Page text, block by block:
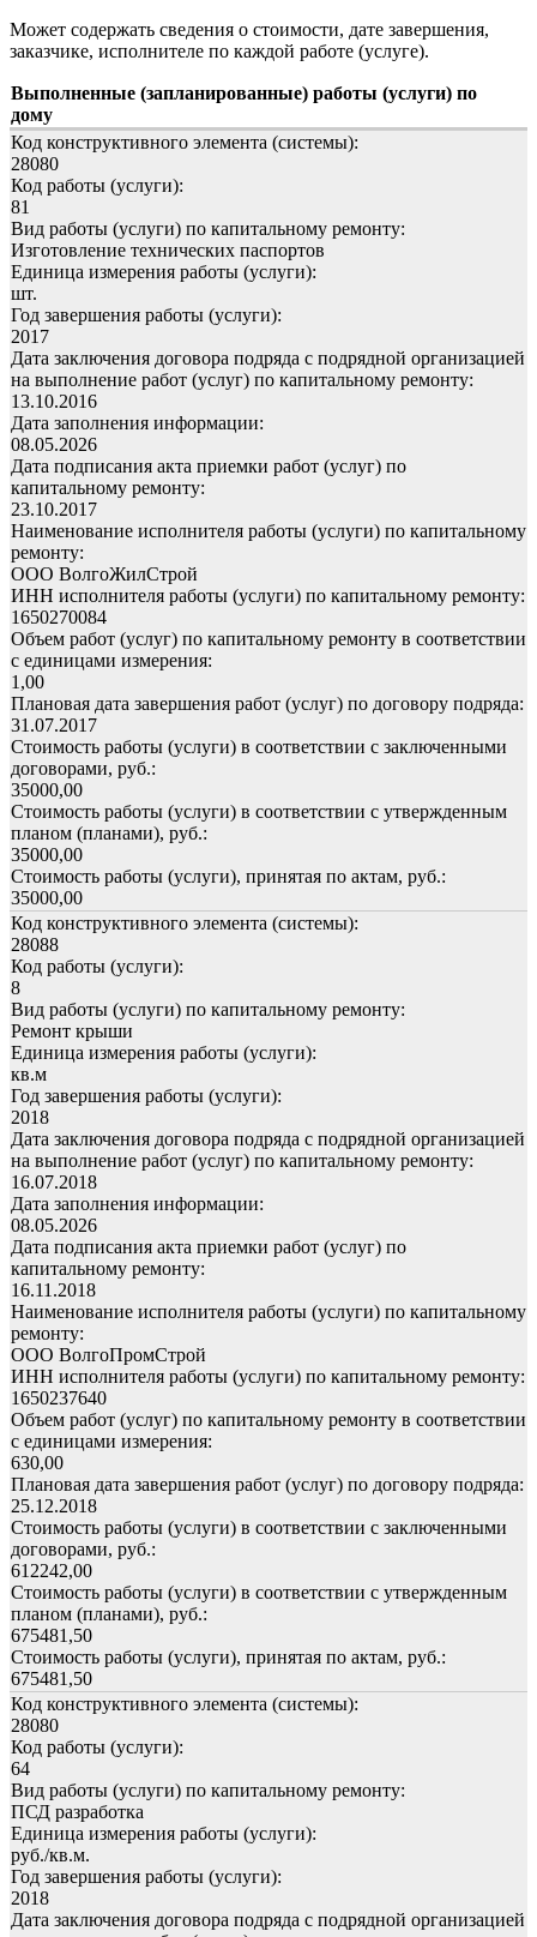
Может содержать сведения о стоимости, дате завершения,
заказчике, исполнителе по каждой работе (услуге).
Выполненные (запланированные) работы (услуги) по
дому
Код конструктивного элемента (системы):
28080
Код работы (услуги):
81
Вид работы (услуги) по капитальному ремонту:
Изготовление технических паспортов
Единица измерения работы (услуги):
шт.
Год завершения работы (услуги):
2017
Дата заключения договора подряда с подрядной организацией
на выполнение работ (услуг) по капитальному ремонту:
13.10.2016
Дата заполнения информации:
08.05.2026
Дата подписания акта приемки работ (услуг) по
капитальному ремонту:
23.10.2017
Наименование исполнителя работы (услуги) по капитальному
ремонту:
ООО ВолгоЖилСтрой
ИНН исполнителя работы (услуги) по капитальному ремонту:
1650270084
Объем работ (услуг) по капитальному ремонту в соответствии
с единицами измерения:
1,00
Плановая дата завершения работ (услуг) по договору подряда:
31.07.2017
Стоимость работы (услуги) в соответствии с заключенными
договорами, руб.:
35000,00
Стоимость работы (услуги) в соответствии с утвержденным
планом (планами), руб.:
35000,00
Стоимость работы (услуги), принятая по актам, руб.:
35000,00
Код конструктивного элемента (системы):
28088
Код работы (услуги):
8
Вид работы (услуги) по капитальному ремонту:
Ремонт крыши
Единица измерения работы (услуги):
кв.м
Год завершения работы (услуги):
2018
Дата заключения договора подряда с подрядной организацией
на выполнение работ (услуг) по капитальному ремонту:
16.07.2018
Дата заполнения информации:
08.05.2026
Дата подписания акта приемки работ (услуг) по
капитальному ремонту:
16.11.2018
Наименование исполнителя работы (услуги) по капитальному
ремонту:
ООО ВолгоПромСтрой
ИНН исполнителя работы (услуги) по капитальному ремонту:
1650237640
Объем работ (услуг) по капитальному ремонту в соответствии
с единицами измерения:
630,00
Плановая дата завершения работ (услуг) по договору подряда:
25.12.2018
Стоимость работы (услуги) в соответствии с заключенными
договорами, руб.:
612242,00
Стоимость работы (услуги) в соответствии с утвержденным
планом (планами), руб.:
675481,50
Стоимость работы (услуги), принятая по актам, руб.:
675481,50
Код конструктивного элемента (системы):
28080
Код работы (услуги):
64
Вид работы (услуги) по капитальному ремонту:
ПСД разработка
Единица измерения работы (услуги):
руб./кв.м.
Год завершения работы (услуги):
2018
Дата заключения договора подряда с подрядной организацией